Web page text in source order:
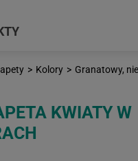
> Kolory > Granatowy,
KWIATY W